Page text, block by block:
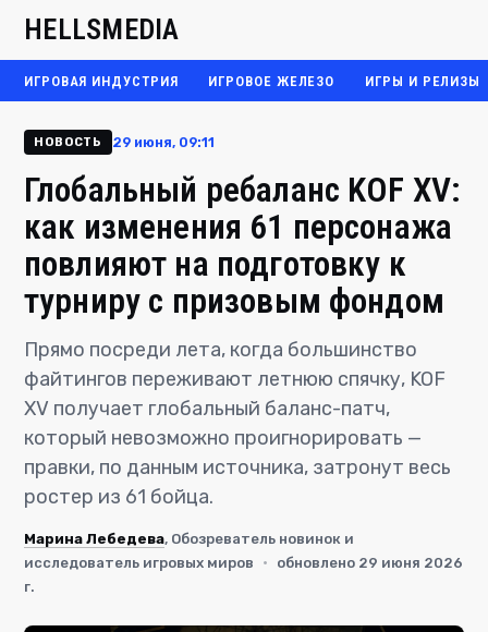
HELLSMEDIA
ИГРОВАЯ ИНДУСТРИЯ ИГРОВОЕ ЖЕЛЕЗО ИГРЫ И РЕЛИЗЫ
НОВОСТЬ 29 июня, 09:11
Глобальный ребаланс KOF XV:
как изменения 61 персонажа
повлияют на подготовку к
турниру с призовым фондом
Прямо посреди лета, когда большинство
файтингов переживают летнюю спячку, KOF
XV получает глобальный баланс-патч,
который невозможно проигнорировать —
правки, по данным источника, затронут весь
ростер из 61 бойца.
Марина Лебедева, Обозреватель новинок и
исследователь игровых миров
·
обновлено 29 июня 2026
г.